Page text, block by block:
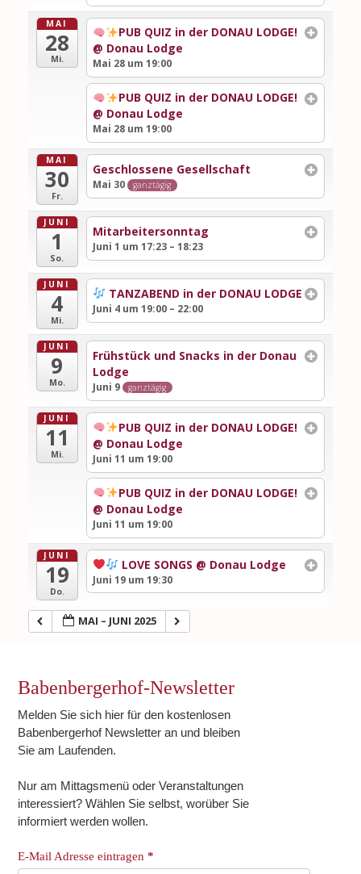
MAI
28
Mi.
PUB QUIZ in der DONAU LODGE!
@ Donau Lodge
Mai 28 um 19:00
PUB QUIZ in der DONAU LODGE!
@ Donau Lodge
Mai 28 um 19:00
MAI
30
Fr.
Geschlossene Gesellschaft
Mai 30 ganztägig
JUNI
1
So.
Mitarbeitersonntag
Juni 1 um 17:23 – 18:23
JUNI
4
Mi.
TANZABEND in der DONAU LODGE
Juni 4 um 19:00 – 22:00
JUNI
9
Mo.
Frühstück und Snacks in der Donau
Lodge
Juni 9 ganztägig
JUNI
11
Mi.
PUB QUIZ in der DONAU LODGE!
@ Donau Lodge
Juni 11 um 19:00
PUB QUIZ in der DONAU LODGE!
@ Donau Lodge
Juni 11 um 19:00
JUNI
19
Do.
LOVE SONGS @ Donau Lodge
Juni 19 um 19:30
MAI – JUNI 2025
Babenbergerhof-Newsletter
Melden Sie sich hier für den kostenlosen
Babenbergerhof Newsletter an und bleiben
Sie am Laufenden.
Nur am Mittagsmenü oder Veranstaltungen
interessiert? Wählen Sie selbst, worüber Sie
informiert werden wollen.
E-Mail Adresse eintragen*